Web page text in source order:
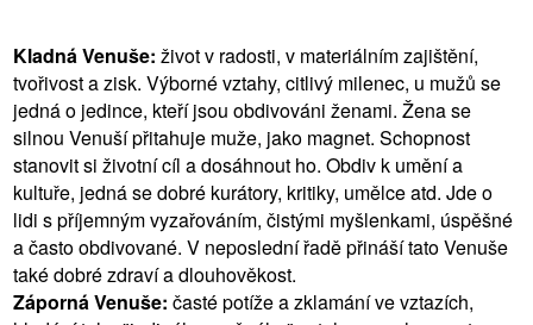
Kladná Venuše: život v radosti, v materiálním zajištění,
tvořivost a zisk. Výborné vztahy, citlivý milenec, u mužů se
jedná o jedince, kteří jsou obdivováni ženami. Žena se
silnou Venuší přitahuje muže, jako magnet. Schopnost
stanovit si životní cíl a dosáhnout ho. Obdiv k umění a
kultuře, jedná se dobré kurátory, kritiky, umělce atd. Jde o
lidi s příjemným vyzařováním, čistými myšlenkami, úspěšné
a často obdivované. V neposlední řadě přináší tato Venuše
také dobré zdraví a dlouhověkost.
Záporná Venuše: časté potíže a zklamání ve vztazích,